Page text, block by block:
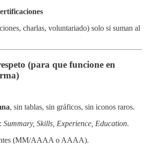
charlas, voluntariado) solo si suman al
(para que funcione en
, sin tablas, sin gráficos, sin iconos raros.
Summary, Skills, Experience, Education.
(MM/AAAA o AAAA).